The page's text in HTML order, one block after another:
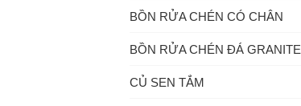
BỒN RỬA CHÉN CÓ CHÂN
BỒN RỬA CHÉN ĐÁ GRANITE
CỦ SEN TẮM